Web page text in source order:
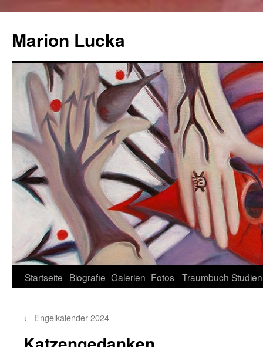
Marion Lucka
Zum
springen
Startseite Biografie Galerien Fotos Traumbuch Studien
← Engelkalender 2024